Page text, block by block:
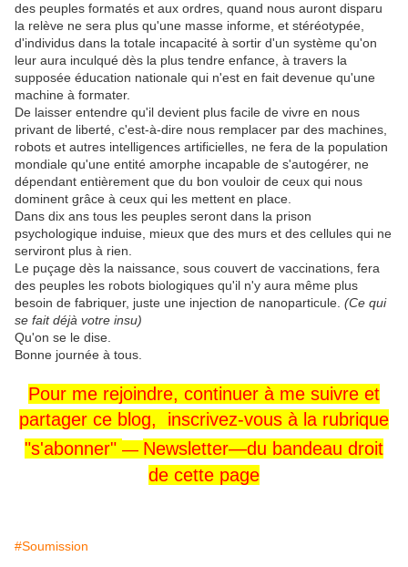
des peuples formatés et aux ordres, quand nous auront disparu
la relève ne sera plus qu'une masse informe, et stéréotypée,
d'individus dans la totale incapacité à sortir d'un système qu'on
leur aura inculqué dès la plus tendre enfance, à travers la
supposée éducation nationale qui n'est en fait devenue qu'une
machine à formater.
De laisser entendre qu'il devient plus facile de vivre en nous
privant de liberté, c'est-à-dire nous remplacer par des machines,
robots et autres intelligences artificielles, ne fera de la population
mondiale qu'une entité amorphe incapable de s'autogérer, ne
dépendant entièrement que du bon vouloir de ceux qui nous
dominent grâce à ceux qui les mettent en place.
Dans dix ans tous les peuples seront dans la prison
psychologique induise, mieux que des murs et des cellules qui ne
serviront plus à rien.
Le puçage dès la naissance, sous couvert de vaccinations, fera
des peuples les robots biologiques qu'il n'y aura même plus
besoin de fabriquer, juste une injection de nanoparticule. (Ce qui
se fait déjà votre insu)
Qu'on se le dise.
Bonne journée à tous.
Pour me rejoindre, continuer à me suivre et
partager ce blog, inscrivez-vous à la rubrique
"s'abonner" — Newsletter—du bandeau droit
de cette page
#Soumission